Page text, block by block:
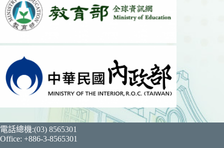
電話總機:(03) 8565301
Office: +886-3-8565301